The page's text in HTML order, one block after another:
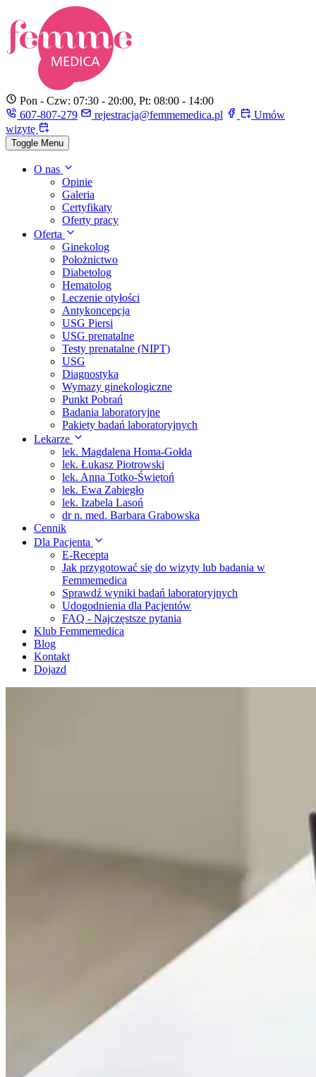
Pon - Czw: 07:30 - 20:00, Pt: 08:00 - 14:00
607-807-279
rejestracja@femmemedica.pl
Umów
wizytę
Toggle Menu
O nas
Opinie
Galeria
Certyfikaty
Oferty pracy
Oferta
Ginekolog
Położnictwo
Diabetolog
Hematolog
Leczenie otyłości
Antykoncepcja
USG Piersi
USG prenatalne
Testy prenatalne (NIPT)
USG
Diagnostyka
Wymazy ginekologiczne
Punkt Pobrań
Badania laboratoryjne
Pakiety badań laboratoryjnych
Lekarze
lek. Magdalena Homa-Gołda
lek. Łukasz Piotrowski
lek. Anna Totko-Świętoń
lek. Ewa Zabiegło
lek. Izabela Lasoń
dr n. med. Barbara Grabowska
Cennik
Dla Pacjenta
E-Recepta
Jak przygotować się do wizyty lub badania w
Femmemedica
Sprawdź wyniki badań laboratoryjnych
Udogodnienia dla Pacjentów
FAQ - Najczęstsze pytania
Klub Femmemedica
Blog
Kontakt
Dojazd